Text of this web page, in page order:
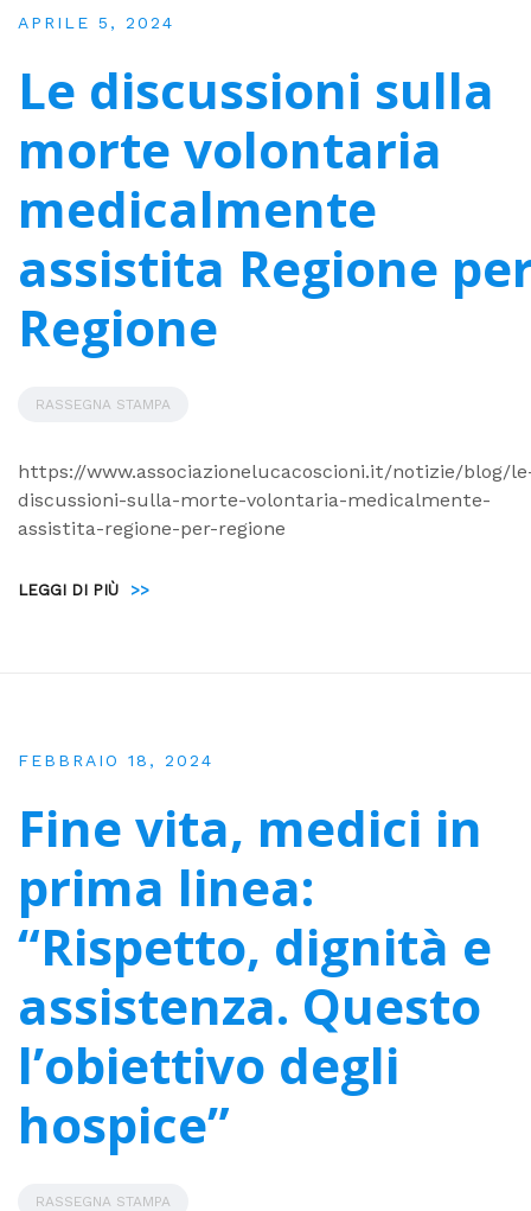
APRILE 5, 2024
Le discussioni sulla
morte volontaria
medicalmente
assistita Regione
Regione
RASSEGNA STAMPA
https://www.associazionelucacoscioni.it/notizie/blog/
discussioni-sulla-morte-volontaria-medicalmente-
assistita-regione-per-regione
LEGGI DI PIÙ >>
FEBBRAIO 18, 2024
Fine vita, medici in
prima linea:
“Rispetto, dignità e
assistenza. Questo
l’obiettivo degli
hospice”
RASSEGNA STAMPA